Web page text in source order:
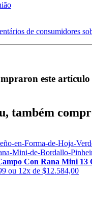
de consumidores
este
também
Con Rana Mini 13
ou 12x de $12.584,00